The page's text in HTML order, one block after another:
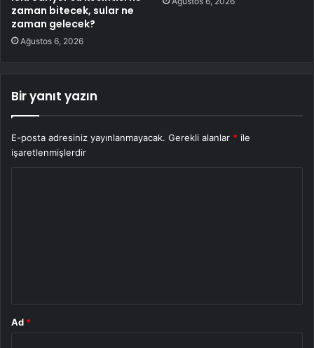
zaman bitecek, sular ne
zaman gelecek?
Ağustos 6, 2026
Bir yanıt yazın
E-posta adresiniz yayınlanmayacak. Gerekli alanlar * ile
işaretlenmişlerdir
Ad *